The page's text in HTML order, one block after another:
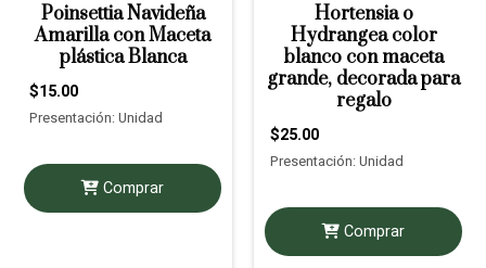
Poinsettia Navideña
Amarilla con Maceta
plástica Blanca
$15.00
Presentación: Unidad
Comprar
Hortensia o
Hydrangea color
blanco con maceta
grande, decorada para
regalo
$25.00
Presentación: Unidad
Comprar